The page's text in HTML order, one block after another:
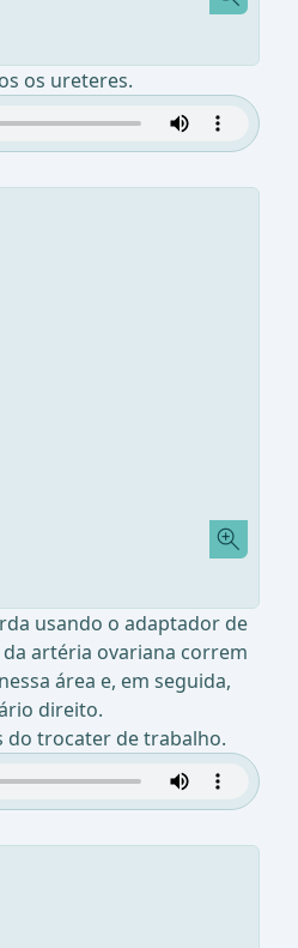
os ureteres.
usando o adaptador de
artéria ovariana correm
área e, em seguida,
direito.
do trocater de trabalho.